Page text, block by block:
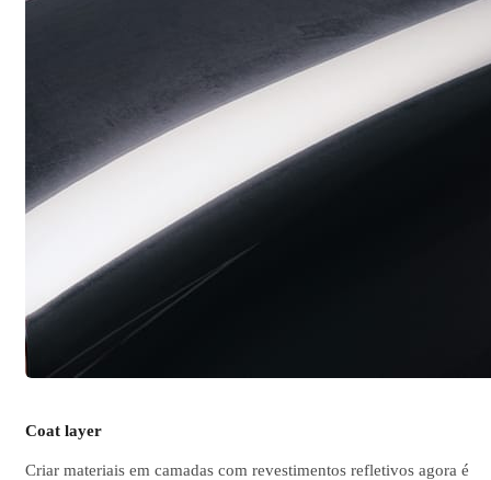
Coat layer
Criar materiais em camadas com revestimentos refletivos agora é